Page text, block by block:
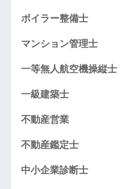
ボイラー整備士
マンション管理士
一等無人航空機操縦士
一級建築士
不動産営業
不動産鑑定士
中小企業診断士